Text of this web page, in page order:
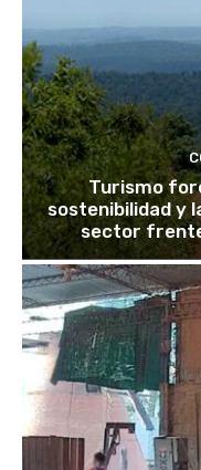
Turismo
sostenibilidad y
sector